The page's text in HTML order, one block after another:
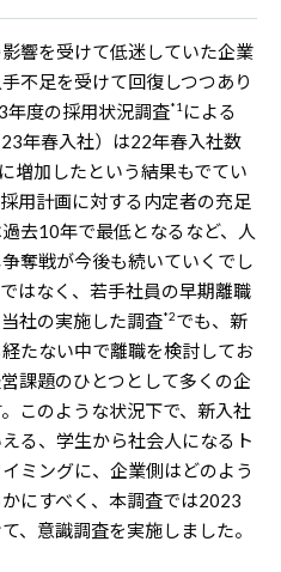
響を受けて低迷していた企業
不足を受けて回復しつつあり
年度の採用状況調査*1 による
年春入社）は22年春入社数
増加したという結果もでてい
用計画に対する内定者の充足
去10年で最低となるなど、人
奪戦が今後も続いていくでし
はなく、若手社員の早期離職
社の実施した調査*2でも、新
たない中で離職を検討してお
課題のひとつとして多くの企
このような状況下で、新入社
る、学生から社会人になるト
ミングに、企業側はどのよう
にすべく、本調査では2023
、意識調査を実施しました。